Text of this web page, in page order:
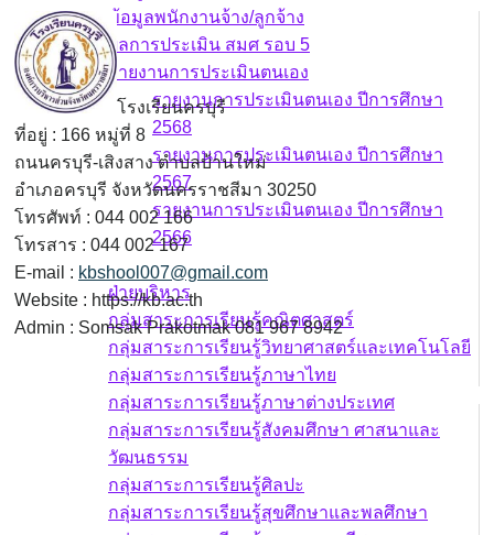
ข้อมูลพนักงานจ้าง/ลูกจ้าง
ผลการประเมิน สมศ รอบ 5
รายงานการประเมินตนเอง
รายงานการประเมินตนเอง ปีการศึกษา
2568
รายงานการประเมินตนเอง ปีการศึกษา
2567
รายงานการประเมินตนเอง ปีการศึกษา
2566
บุคลากร
ฝ่ายบริหาร
กลุ่มสาระการเรียนรู้คณิตศาสตร์
กลุ่มสาระการเรียนรู้วิทยาศาสตร์และเทคโนโลยี
กลุ่มสาระการเรียนรู้ภาษาไทย
กลุ่มสาระการเรียนรู้ภาษาต่างประเทศ
กลุ่มสาระการเรียนรู้สังคมศึกษา ศาสนาและ
วัฒนธรรม
กลุ่มสาระการเรียนรู้ศิลปะ
กลุ่มสาระการเรียนรู้สุขศึกษาและพลศึกษา
โรงเรียนครบุรี
ที่อยู่ : 166 หมู่ที่ 8
ถนนครบุรี-เสิงสาง ตำบลบ้านใหม่
อำเภอครบุรี จังหวัดนครราชสีมา 30250
โทรศัพท์ : 044 002 166
โทรสาร : 044 002 167
E-mail : kbshool007@gmail.com
Website : https://kb.ac.th
Admin : Somsak Prakotmak 081 967 8942